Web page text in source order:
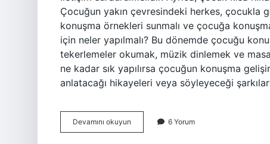
Çocuğun yakın çevresindeki herkes, çocukla
konuşma örnekleri sunmalı ve çocuğa
için neler yapılmalı? Bu dönemde çocuğu
tekerlemeler okumak, müzik dinlemek ve
ne kadar sık ​​yapılırsa çocuğun konuşma
anlatacağı hikayeleri veya söyleyeceği
Devamını okuyun
Çocuğun
6 Yorum